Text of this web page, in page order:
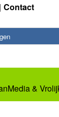
Contact
&